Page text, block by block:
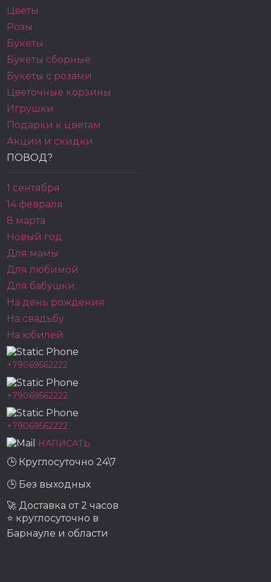
Цветы
Розы
Букеты
Букеты сборные
Букеты с розами
Цветочные корзины
Игрушки
Подарки к цветам
Акции и скидки
ПОВОД?
1 сентября
14 февраля
8 марта
Новый год
Для мамы
Для любимой
Для бабушки
На день рождения
На свадьбу
На юбилей
+79069562222
+79069562222
+79069562222
НАПИСАТЬ
🕒 Круглосуточно 24\7
🕒 Без выходных
🚀 Доставка от 2 часов
⭐ круглосуточно в
Барнауле и области